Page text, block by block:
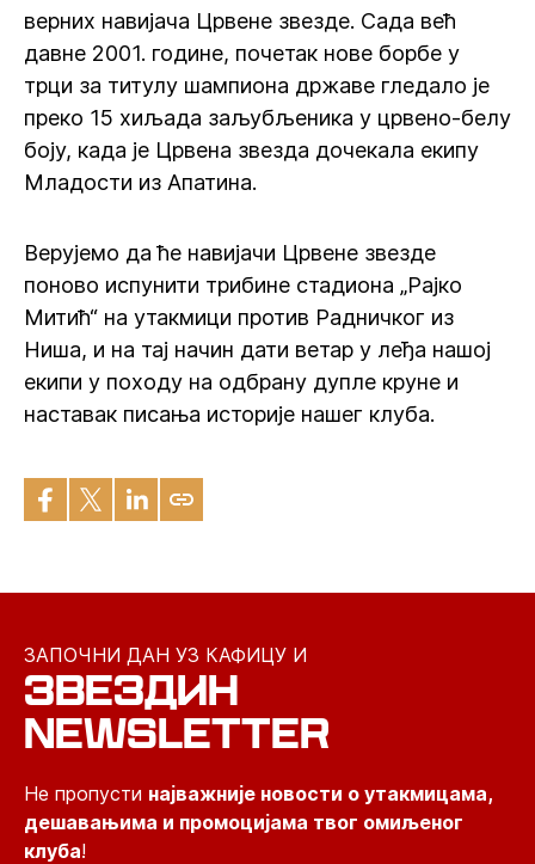
верних навијача Црвене звезде. Сада већ
давне 2001. године, почетак нове борбе у
трци за титулу шампиона државе гледало је
преко 15 хиљада заљубљеника у црвено-белу
боју, када је Црвена звезда дочекала екипу
Младости из Апатина.
Верујемо да ће навијачи Црвене звезде
поново испунити трибине стадиона „Рајко
Митић“ на утакмици против Радничког из
Ниша, и на тај начин дати ветар у леђа нашој
екипи у походу на одбрану дупле круне и
наставак писања историје нашег клуба.
ЗАПОЧНИ ДАН УЗ КАФИЦУ И
ЗВЕЗДИН
NEWSLETTER
Не пропусти најважније новости о утакмицама,
дешавањима и промоцијама твог омиљеног
клуба!